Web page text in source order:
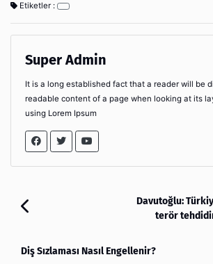
Etiketler :
Super Admin
It is a long established fact that a reader will be
readable content of a page when looking at its
using Lorem Ipsum
Davutoğlu:
terör
Diş Sızlaması Nasıl Engellenir?